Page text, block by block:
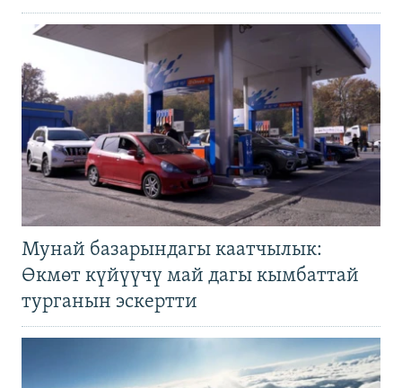
Мунай базарындагы каатчылык:
Өкмөт күйүүчү май дагы кымбаттай
турганын эскертти